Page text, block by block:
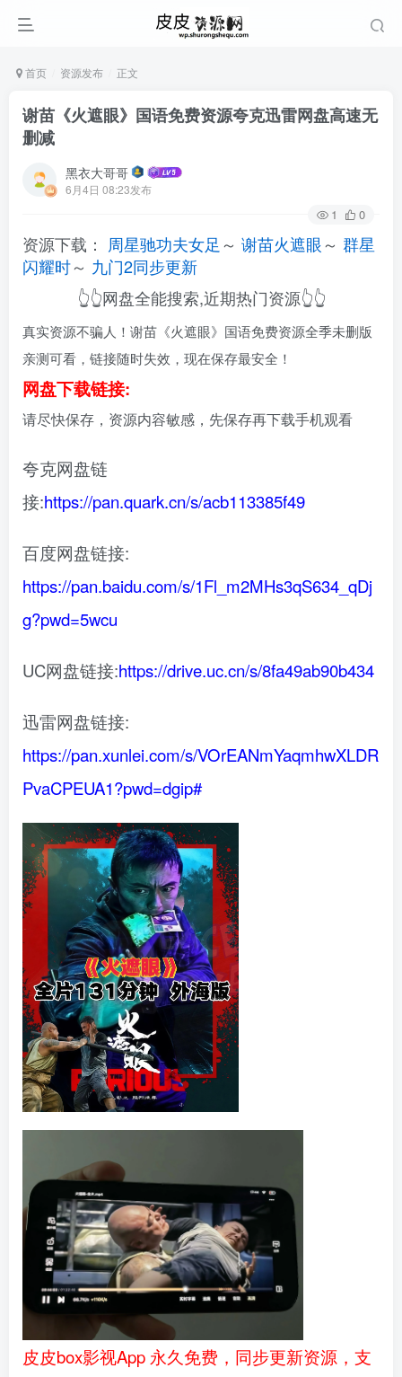
首页 资源发布 正文
谢苗《火遮眼》国语免费资源夸克迅雷网盘高速无
删减
黑衣大哥哥
6月4日 08:23发布
1 0
资源下载： 周星驰功夫女足 ～ 谢苗火遮眼～ 群星
闪耀时～ 九门2同步更新
👆👆网盘全能搜索,近期热门资源👆👆
真实资源不骗人！谢苗《火遮眼》国语免费资源全季未删版
亲测可看，链接随时失效，现在保存最安全！
网盘下载链接:
请尽快保存，资源内容敏感，先保存再下载手机观看
夸克网盘链
接:https://pan.quark.cn/s/acb113385f49
百度网盘链接:
https://pan.baidu.com/s/1Fl_m2MHs3qS634_qDj
g?pwd=5wcu
UC网盘链接:https://drive.uc.cn/s/8fa49ab90b434
迅雷网盘链接:
https://pan.xunlei.com/s/VOrEANmYaqmhwXLDR
PvaCPEUA1?pwd=dgip#
皮皮box影视App 永久免费，同步更新资源，支